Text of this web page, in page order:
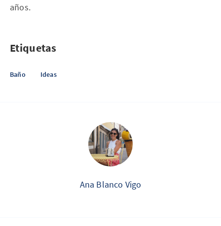
años.
Etiquetas
Baño Ideas
Ana Blanco Vigo